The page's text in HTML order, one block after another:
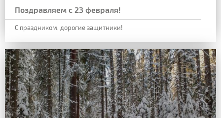
Поздравляем с 23 февраля!
С праздником, дорогие защитники!